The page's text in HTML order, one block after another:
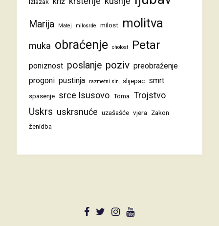
Marija Matej milosrđe milost molitva
muka obraćenje oholost Petar
poniznost poslanje poziv preobraženje
progoni pustinja razmetni sin slijepac smrt
spasenje srce Isusovo Toma Trojstvo
Uskrs uskrsnuće uzašašće vjera
Zakon
ženidba